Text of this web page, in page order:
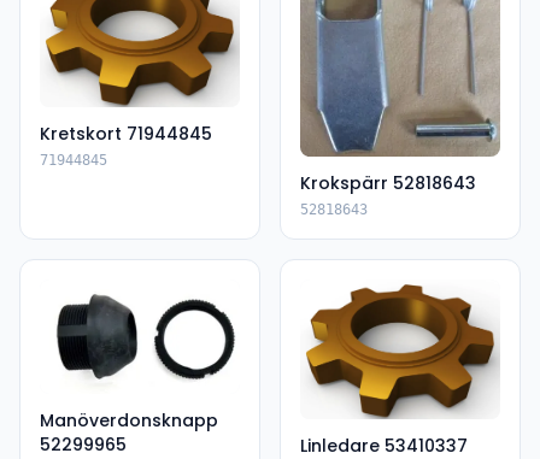
Kretskort 71944845
71944845
Krokspärr 52818643
52818643
Manöverdonsknapp
52299965
Linledare 53410337